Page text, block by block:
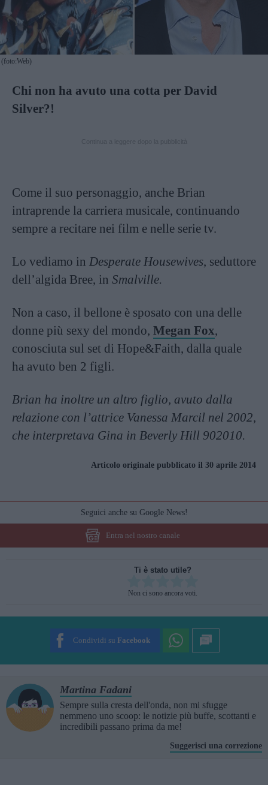
(foto:Web)
Chi non ha avuto una cotta per David
Silver?!
Come il suo personaggio, anche Brian
intraprende la carriera musicale, continuando
sempre a recitare nei film e nelle serie tv.
Lo vediamo in Desperate Housewives, seduttore
dell’algida Bree, in Smalville.
Non a caso, il bellone è sposato con una delle
donne più sexy del mondo, Megan Fox,
conosciuta sul set di Hope&Faith, dalla quale
ha avuto ben 2 figli.
Brian ha inoltre un altro figlio, avuto dalla
relazione con l’attrice Vanessa Marcil nel 2002,
che interpretava Gina in Beverly Hill 902010.
Articolo originale pubblicato il 30 aprile 2014
Seguici anche su Google News!
Entra nel nostro canale
Ti è stato utile?
Non ci sono ancora voti.
Condividi su Facebook
Martina Fadani
Sempre sulla cresta dell'onda, non mi sfugge
nemmeno uno scoop: le notizie più buffe, scottanti e
incredibili passano prima da me!
Suggerisci una correzione